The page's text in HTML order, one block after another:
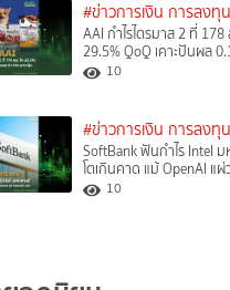
#ข่าวการเงิน การลงทุน
AAI กำไรไตรมาส 2 ที่
29.5% QoQ เคาะปันผล
10
#ข่าวการเงิน การลงทุน
SoftBank ฟันกำไร Intel
โตเกินคาด แม้ OpenAI แผ่
10